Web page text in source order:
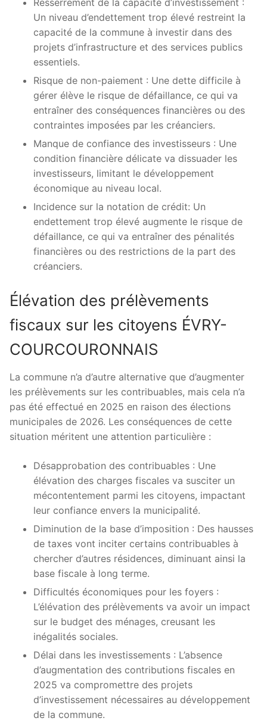
Un niveau d’endettement trop élevé restreint la
capacité de la commune à investir dans des
projets d’infrastructure et des services publics
essentiels.
Risque de non-paiement : Une dette difficile à
gérer élève le risque de défaillance, ce qui va
entraîner des conséquences financières ou des
contraintes imposées par les créanciers.
Manque de confiance des investisseurs : Une
condition financière délicate va dissuader les
investisseurs, limitant le développement
économique au niveau local.
Incidence sur la notation de crédit: Un
endettement trop élevé augmente le risque de
défaillance, ce qui va entraîner des pénalités
financières ou des restrictions de la part des
créanciers.
Élévation des prélèvements
fiscaux sur les citoyens ÉVRY-
COURCOURONNAIS
La commune n’a d’autre alternative que d’augmenter
les prélèvements sur les contribuables, mais cela n’a
pas été effectué en 2025 en raison des élections
municipales de 2026. Les conséquences de cette
situation méritent une attention particulière :
Désapprobation des contribuables : Une
élévation des charges fiscales va susciter un
mécontentement parmi les citoyens, impactant
leur confiance envers la municipalité.
Diminution de la base d’imposition : Des hausses
de taxes vont inciter certains contribuables à
chercher d’autres résidences, diminuant ainsi la
base fiscale à long terme.
Difficultés économiques pour les foyers :
L’élévation des prélèvements va avoir un impact
sur le budget des ménages, creusant les
inégalités sociales.
Délai dans les investissements : L’absence
d’augmentation des contributions fiscales en
2025 va compromettre des projets
d’investissement nécessaires au développement
de la commune.